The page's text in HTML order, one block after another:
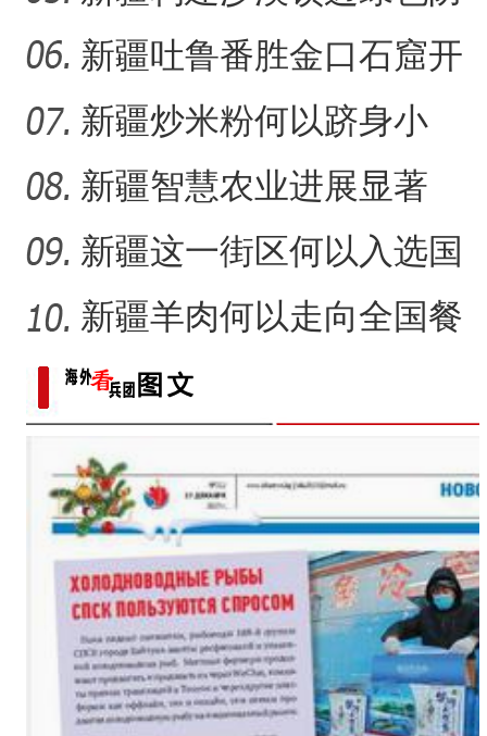
护带 从“锁边绿化”到“产
新疆吐鲁番胜金口石窟开
放有何特殊意义？
新疆炒米粉何以跻身小
吃“顶流”？
新疆智慧农业进展显著
新疆这一街区何以入选国
家级旅游休闲街区名单？
新疆羊肉何以走向全国餐
桌？